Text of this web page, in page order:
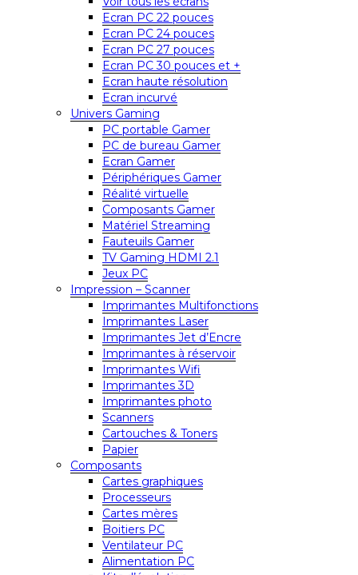
Ecran PC 22 pouces
Ecran PC 24 pouces
Ecran PC 27 pouces
Ecran PC 30 pouces et +
Ecran haute résolution
Ecran incurvé
Univers Gaming
PC portable Gamer
PC de bureau Gamer
Ecran Gamer
Périphériques Gamer
Réalité virtuelle
Composants Gamer
Matériel Streaming
Fauteuils Gamer
TV Gaming HDMI 2.1
Jeux PC
Impression – Scanner
Imprimantes Multifonctions
Imprimantes Laser
Imprimantes Jet d’Encre
Imprimantes à réservoir
Imprimantes Wifi
Imprimantes 3D
Imprimantes photo
Scanners
Cartouches & Toners
Papier
Composants
Cartes graphiques
Processeurs
Cartes mères
Boitiers PC
Ventilateur PC
Alimentation PC